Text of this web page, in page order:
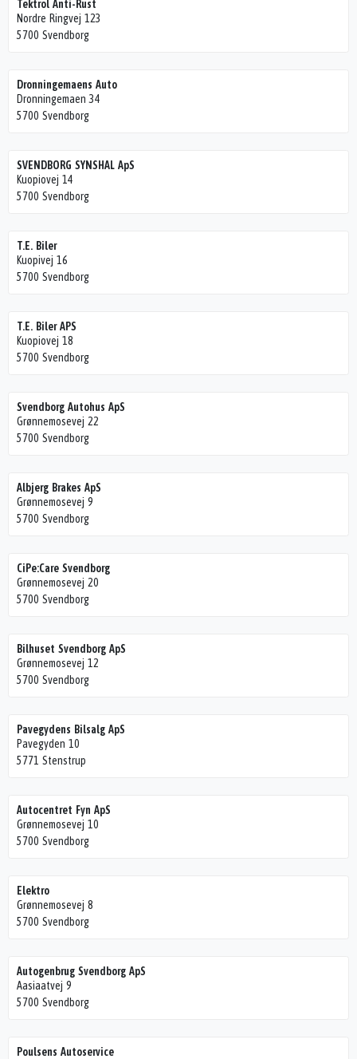
Tektrol Anti-Rust
Nordre Ringvej 123
5700 Svendborg
Dronningemaens Auto
Dronningemaen 34
5700 Svendborg
SVENDBORG SYNSHAL ApS
Kuopiovej 14
5700 Svendborg
T.E. Biler
Kuopivej 16
5700 Svendborg
T.E. Biler APS
Kuopiovej 18
5700 Svendborg
Svendborg Autohus ApS
Grønnemosevej 22
5700 Svendborg
Albjerg Brakes ApS
Grønnemosevej 9
5700 Svendborg
CiPe:Care Svendborg
Grønnemosevej 20
5700 Svendborg
Bilhuset Svendborg ApS
Grønnemosevej 12
5700 Svendborg
Pavegydens Bilsalg ApS
Pavegyden 10
5771 Stenstrup
Autocentret Fyn ApS
Grønnemosevej 10
5700 Svendborg
Elektro
Grønnemosevej 8
5700 Svendborg
Autogenbrug Svendborg ApS
Aasiaatvej 9
5700 Svendborg
Poulsens Autoservice